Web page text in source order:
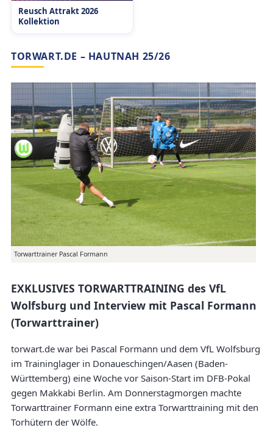
Reusch Attrakt 2026
Kollektion
TORWART.DE – HAUTNAH 25/26
Torwarttrainer Pascal Formann
EXKLUSIVES TORWARTTRAINING des VfL
Wolfsburg und Interview mit Pascal Formann
(Torwarttrainer)
torwart.de war bei Pascal Formann und dem VfL Wolfsburg
im Traininglager in Donaueschingen/Aasen (Baden-
Württemberg) eine Woche vor Saison-Start im DFB-Pokal
gegen Makkabi Berlin. Am Donnerstagmorgen machte
Torwarttrainer Formann eine extra Torwarttraining mit den
Torhütern der Wölfe.